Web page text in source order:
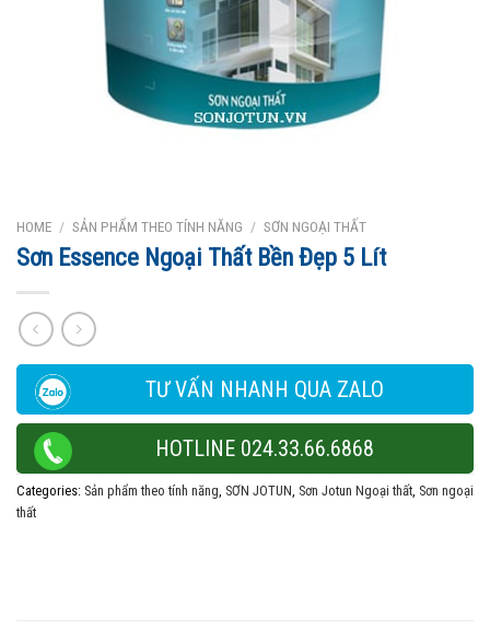
HOME / SẢN PHẨM THEO TÍNH NĂNG / SƠN NGOẠI THẤT
Sơn Essence Ngoại Thất Bền Đẹp 5 Lít
TƯ VẤN NHANH QUA ZALO
HOTLINE 024.33.66.6868
Categories: Sản phẩm theo tính năng, SƠN JOTUN, Sơn Jotun Ngoại thất, Sơn ngoại
thất